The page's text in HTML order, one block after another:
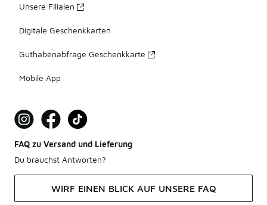
Unsere Filialen
Digitale Geschenkkarten
Guthabenabfrage Geschenkkarte
Mobile App
FAQ zu Versand und Lieferung
Du brauchst Antworten?
WIRF EINEN BLICK AUF UNSERE FAQ